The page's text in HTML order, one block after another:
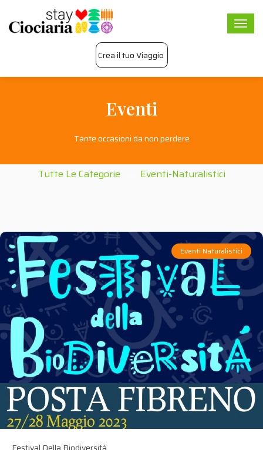
Crea il tuo Viaggio
Eventi
Tante occasioni da non perdere
Tutte Le Categorie Eventi-Naturalistici
Eventi Naturalistici